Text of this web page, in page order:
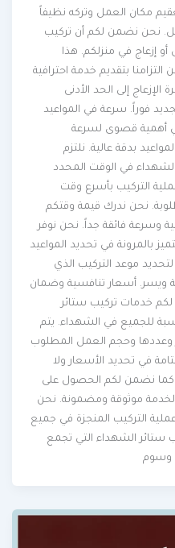
مكان العمل وتركه نظيفاً
نحن نضمن لكم أن تركيب
في منزلكم. هذا
بتقديم خدمة احترافية
إلى الحد الأدنى
فوراً. سرعة في المواعيد
أهمية قصوى لسرعة
بدقة عالية. نلتزم
في الوقت المحدد
التركيب بأسرع وقت
نحن ندرك قيمة وقتكم
فائقة جداً. نحن نوفر
في تحديد المواعيد
موعد التركيب الذي
أسعار تنافسية وضمان
خدمات تركيب ستائر
للجميع في الشهداء. يتم
وحجم العمل المطلوب
في تحديد الأسعار ولا
نضمن لكم الحصول على
موثوقة ومضمونة. نحن
التركيب المنجزة في جميع
الشهداء التي تجمع